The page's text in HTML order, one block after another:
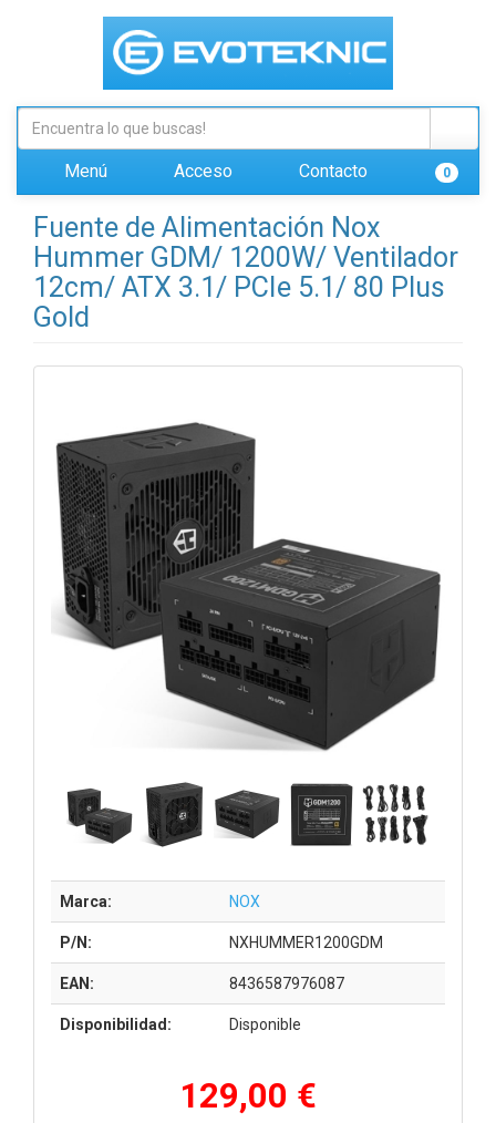
Menú Acceso Contacto 0
Fuente de Alimentación Nox
Hummer GDM/ 1200W/ Ventilador
12cm/ ATX 3.1/ PCIe 5.1/ 80 Plus
Gold
Marca: NOX
P/N: NXHUMMER1200GDM
EAN: 8436587976087
Disponibilidad: Disponible
129,00 €